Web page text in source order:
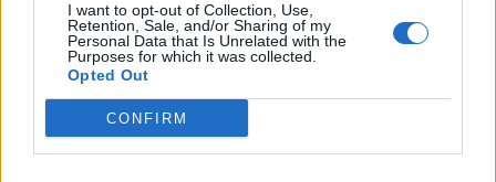
I want to opt-out of Collection, Use,
Retention, Sale, and/or Sharing of my
Personal Data that Is Unrelated with the
Purposes for which it was collected.
Opted Out
CONFIRM